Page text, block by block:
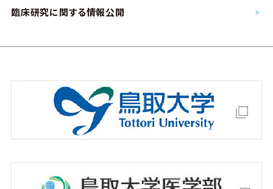
臨床研究に関する情報公開